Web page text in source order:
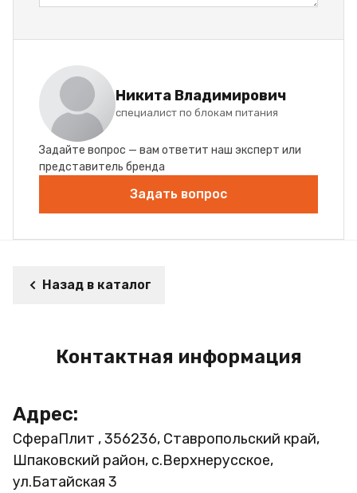
Никита Владимирович
специалист по блокам питания
Задайте вопрос — вам ответит наш эксперт или
представитель бренда
Задать вопрос
Назад в каталог
Контактная информация
Адрес:
СфераПлит , 356236, Ставропольский край,
Шпаковский район, с.Верхнерусское,
ул.Батайская 3